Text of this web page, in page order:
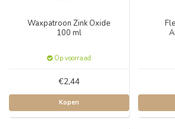
Waxpatroon Zink Oxide
100 ml
Op voorraad
€2,44
Kopen